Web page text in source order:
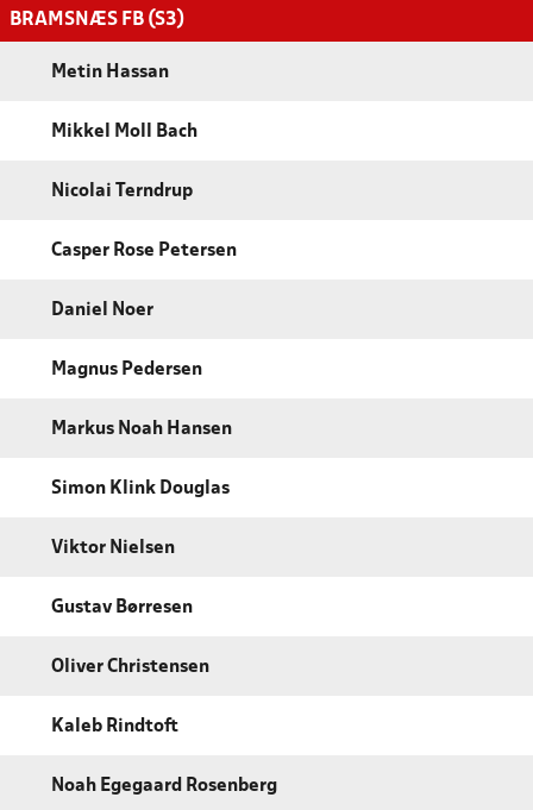
BRAMSNÆS FB (S3)
Metin Hassan
Mikkel Moll Bach
Nicolai Terndrup
Casper Rose Petersen
Daniel Noer
Magnus Pedersen
Markus Noah Hansen
Simon Klink Douglas
Viktor Nielsen
Gustav Børresen
Oliver Christensen
Kaleb Rindtoft
Noah Egegaard Rosenberg